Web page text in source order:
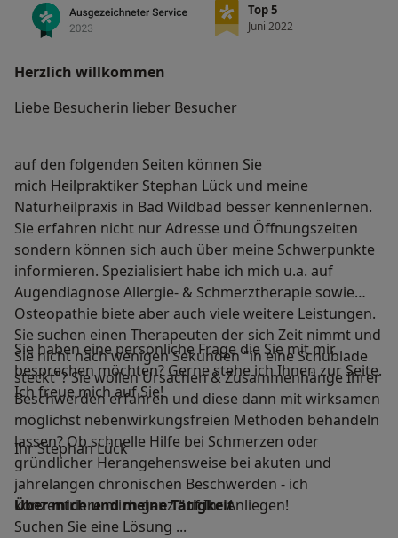
Top 5
Juni 2022
Herzlich willkommen
Liebe Besucherin lieber Besucher
auf den folgenden Seiten können Sie
mich Heilpraktiker Stephan Lück und meine
Naturheilpraxis in Bad Wildbad besser kennenlernen.
Sie erfahren nicht nur Adresse und Öffnungszeiten
sondern können sich auch über meine Schwerpunkte
informieren. Spezialisiert habe ich mich u.a. auf
Augendiagnose Allergie- & Schmerztherapie sowie
Osteopathie biete aber auch viele weitere Leistungen.
Sie suchen einen Therapeuten der sich Zeit nimmt und
Sie nicht nach wenigen Sekunden "in eine Schublade
steckt"? Sie wollen Ursachen & Zusammenhänge Ihrer
Beschwerden erfahren und diese dann mit wirksamen
möglichst nebenwirkungsfreien Methoden behandeln
lassen? Ob schnelle Hilfe bei Schmerzen oder
gründlicher Herangehensweise bei akuten und
jahrelangen chronischen Beschwerden - ich
konzentriere mich ganz auf Ihr Anliegen!
Sie haben eine persönliche Frage die Sie mit mir
besprechen möchten? Gerne stehe ich Ihnen zur Seite.
Ich freue mich auf Sie!
Ihr Stephan Lück
Über mich und meine Tätigkeit
Suchen Sie eine Lösung ...